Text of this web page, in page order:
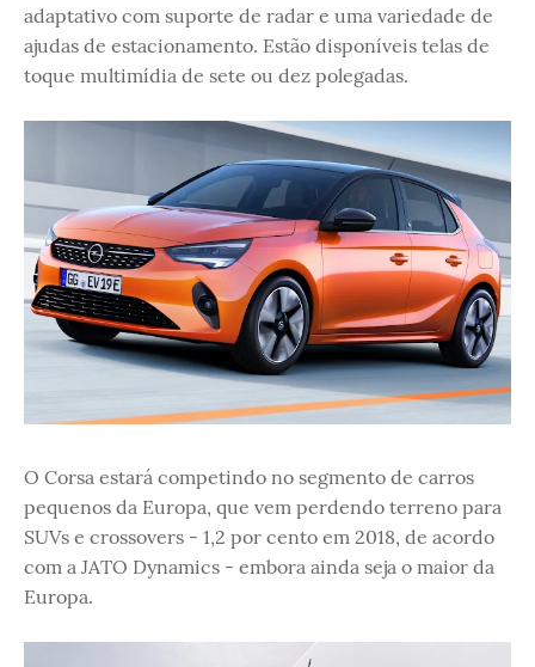
adaptativo com suporte de radar e uma variedade de
ajudas de estacionamento. Estão disponíveis telas de
toque multimídia de sete ou dez polegadas.
O Corsa estará competindo no segmento de carros
pequenos da Europa, que vem perdendo terreno para
SUVs e crossovers - 1,2 por cento em 2018, de acordo
com a JATO Dynamics - embora ainda seja o maior da
Europa.